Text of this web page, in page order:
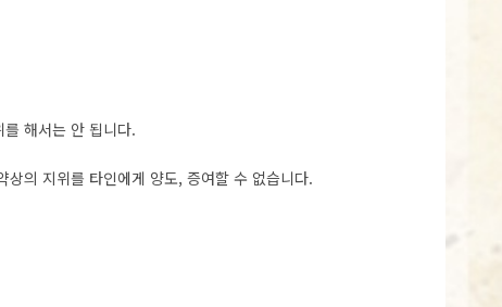
해서는 안 됩니다.
의 지위를 타인에게 양도, 증여할 수 없습니다.